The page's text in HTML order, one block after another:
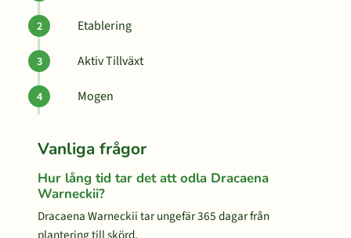
Etablering
Aktiv Tillväxt
Mogen
Vanliga frågor
Hur lång tid tar det att odla Dracaena
Warneckii?
Dracaena Warneckii tar ungefär 365 dagar från